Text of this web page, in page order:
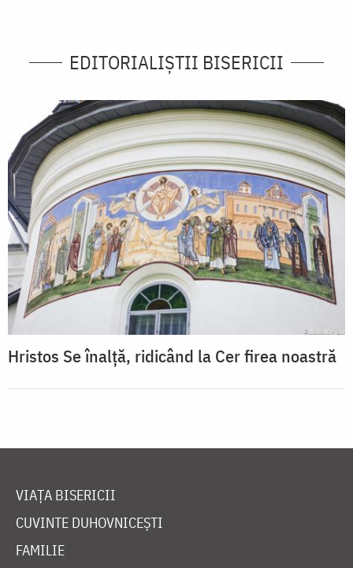
EDITORIALIȘTII BISERICII
Hristos Se înalță, ridicând la Cer firea noastră
VIAȚA BISERICII
CUVINTE DUHOVNICEȘTI
FAMILIE